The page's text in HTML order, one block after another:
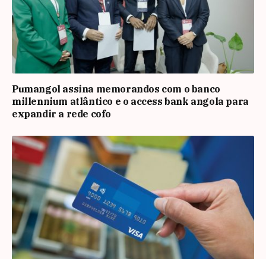
Pumangol assina memorandos com o banco
millennium atlântico e o access bank angola para
expandir a rede cofo